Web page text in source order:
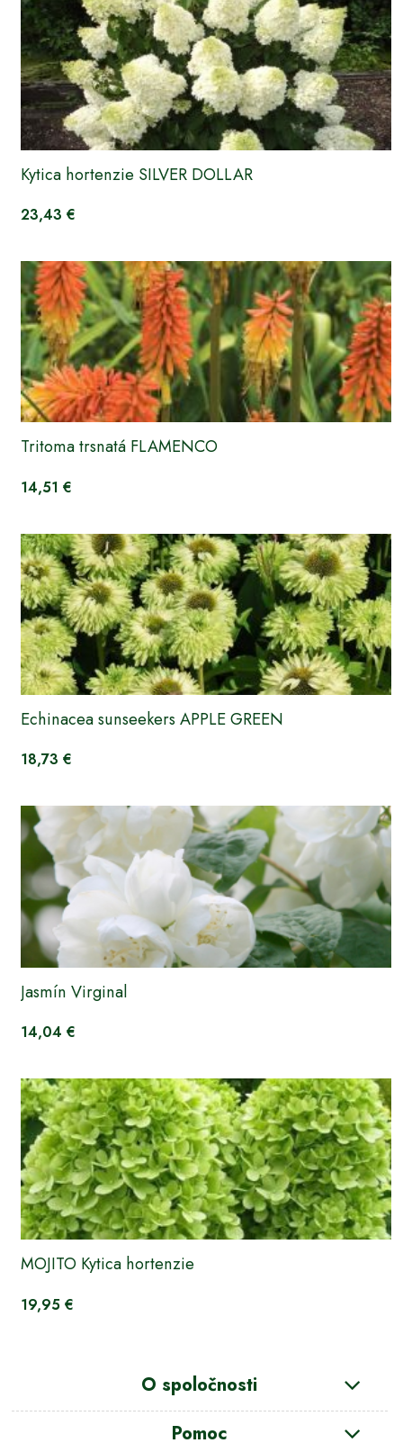
Kytica hortenzie SILVER DOLLAR
23,43 €
Tritoma trsnatá FLAMENCO
14,51 €
Echinacea sunseekers APPLE GREEN
18,73 €
Jasmín Virginal
14,04 €
MOJITO Kytica hortenzie
19,95 €
O spoločnosti
Pomoc